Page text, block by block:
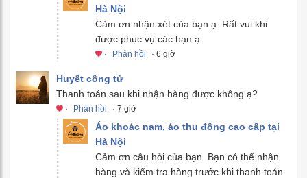
Hà Nội
Cảm ơn nhận xét của bạn ạ. Rất vui khi
được phục vụ các bạn ạ.
· Phản hồi · 6 giờ
Huyết công tử
Thanh toán sau khi nhận hàng được không ạ?
· Phản hồi · 7 giờ
Áo khoác nam, áo thu đông cao cấp tại
Hà Nội
Cảm ơn câu hỏi của bạn. Bạn có thể nhận
hàng và kiểm tra hàng trước khi thanh toán